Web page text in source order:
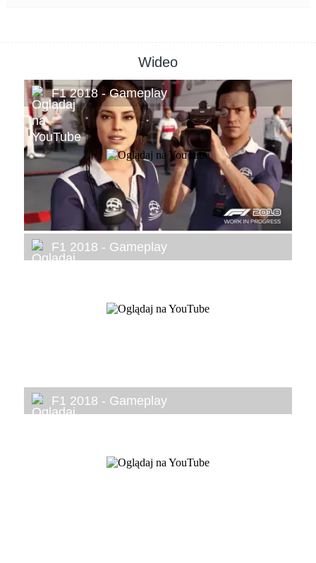
Wideo
F1 2018 - Gameplay
F1 2018 - Gameplay
F1 2018 - Gameplay